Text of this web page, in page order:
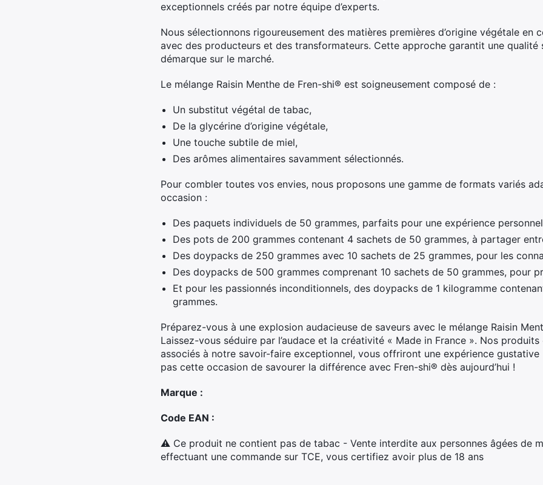
exceptionnels créés par notre équipe d’experts.
Nous sélectionnons rigoureusement des matières premières d’origine végétale en
avec des producteurs et des transformateurs. Cette approche garantit une qualité
démarque sur le marché.
Le mélange Raisin Menthe de Fren-shi® est soigneusement composé de :
Un substitut végétal de tabac,
De la glycérine d’origine végétale,
Une touche subtile de miel,
Des arômes alimentaires savamment sélectionnés.
Pour combler toutes vos envies, nous proposons une gamme de formats variés
occasion :
Des paquets individuels de 50 grammes, parfaits pour une expérience
Des pots de 200 grammes contenant 4 sachets de 50 grammes, à partager
Des doypacks de 250 grammes avec 10 sachets de 25 grammes, pour les
Des doypacks de 500 grammes comprenant 10 sachets de 50 grammes, pour
Et pour les passionnés inconditionnels, des doypacks de 1 kilogramme
grammes.
Préparez-vous à une explosion audacieuse de saveurs avec le mélange Raisin
Laissez-vous séduire par l’audace et la créativité « Made in France ». Nos
associés à notre savoir-faire exceptionnel, vous offriront une expérience gustative
pas cette occasion de savourer la différence avec Fren-shi® dès aujourd’hui !
Marque :
Code EAN :
⚠ Ce produit ne contient pas de tabac - Vente interdite aux personnes âgées de
effectuant une commande sur TCE, vous certifiez avoir plus de 18 ans